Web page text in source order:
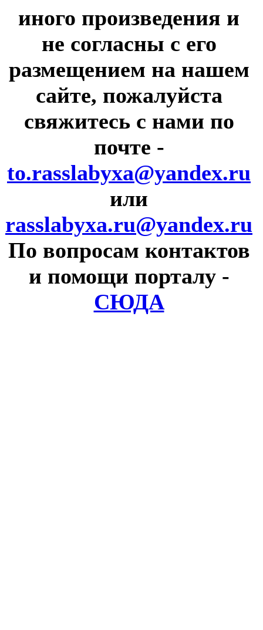
иного произведения и
не согласны с его
размещением на нашем
сайте, пожалуйста
свяжитесь с нами по
почте -
to.rasslabyxa@yandex.ru
или
rasslabyxa.ru@yandex.ru
По вопросам контактов
и помощи порталу -
СЮДА